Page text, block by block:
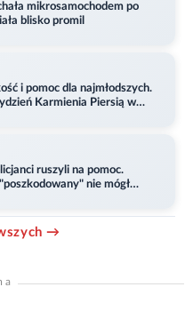
mikrosamochodem po
blisko promil
i pomoc dla najmłodszych.
Karmienia Piersią w
ruszyli na pomoc.
nie mógł
→